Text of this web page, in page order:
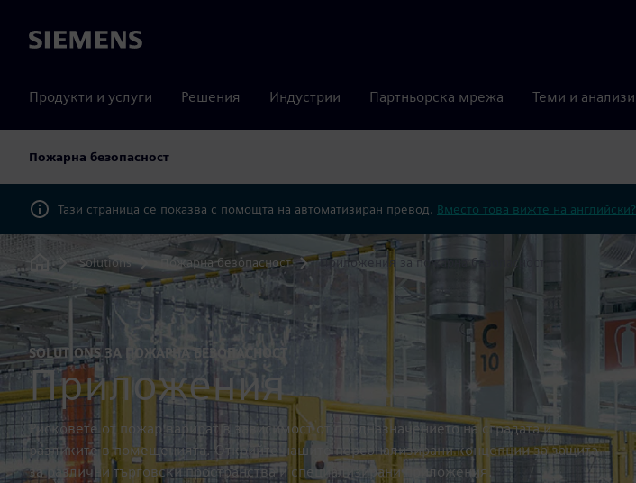
Siemens
Продукти и услуги Решения Индустрии Партньорска мрежа Теми и анализи
Пожарна безопасност
Тази страница се показва с помощта на автоматизиран превод. Вместо това вижте на английски?
Home
Solutions Пожарна безопасност Приложения за пожарна безопасност
SOLUTIONS ЗА ПОЖАРНА БЕЗОПАСНОСТ
Приложения
Рисковете от пожар варират в зависимост от предназначението на сградата и
разликите в помещенията. Открийте нашите персонализирани концепции за защита
за различни търговски пространства и специализирани приложения.